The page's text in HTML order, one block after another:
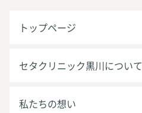
トップページ
セタクリニック黒川について
私たちの想い